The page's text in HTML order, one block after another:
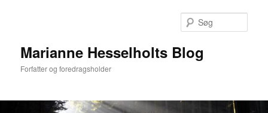
Marianne Hesselholts Blog
Forfatter og foredragsholder